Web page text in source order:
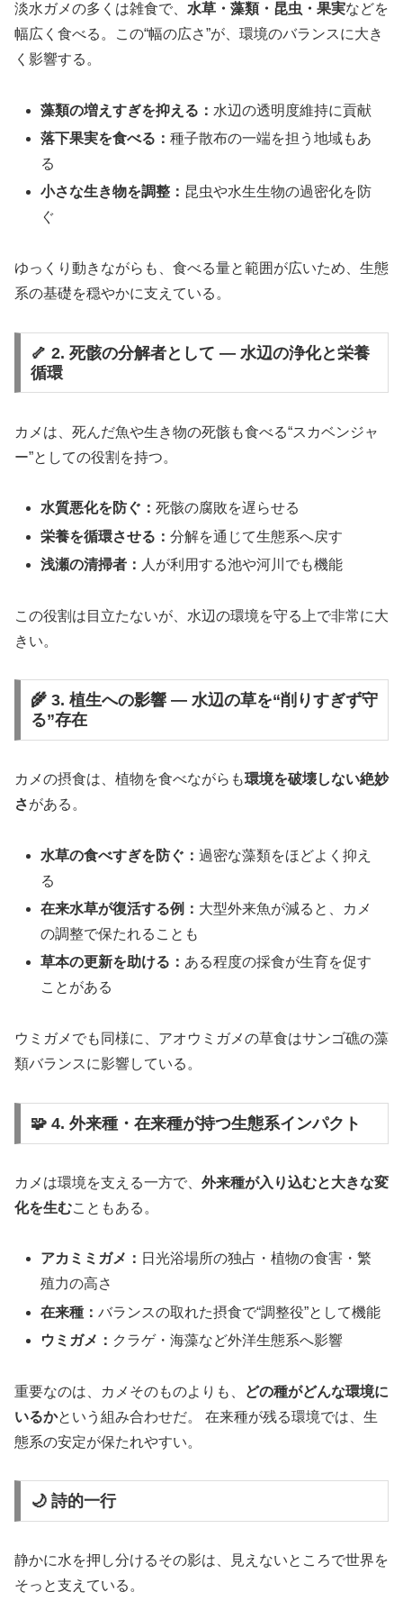
淡水ガメの多くは雑食で、 水草・藻類・昆虫・果実などを
幅広く食べる。この“幅の広さ”が、環境のバランスに大き
く影響する。
藻類の増えすぎを抑える： 水辺の透明度維持に貢献
落下果実を食べる：種子散布の一端を担う地域もあ
る
小さな生き物を調整： 昆虫や水生生物の過密化を防
ぐ
ゆっくり動きながらも、食べる量と範囲が広いため、生態
系の基礎を穏やかに支えている。
🦴 2. 死骸の分解者として ― 水辺の浄化と栄養
循環
カメは、死んだ魚や生き物の死骸も食べる“スカベンジャ
ー”としての役割を持つ。
水質悪化を防ぐ：死骸の腐敗を遅らせる
栄養を循環させる：分解を通じて生態系へ戻す
浅瀬の清掃者： 人が利用する池や河川でも機能
この役割は目立たないが、水辺の環境を守る上で非常に大
きい。
🌾 3. 植生への影響 ― 水辺の草を“削りすぎず守
る”存在
カメの摂食は、植物を食べながらも環境を破壊しない絶妙
さがある。
水草の食べすぎを防ぐ：過密な藻類をほどよく抑え
る
在来水草が復活する例： 大型外来魚が減ると、カメ
の調整で保たれることも
草本の更新を助ける： ある程度の採食が生育を促す
ことがある
ウミガメでも同様に、アオウミガメの草食はサンゴ礁の藻
類バランスに影響している。
🧩 4. 外来種・在来種が持つ生態系インパクト
カメは環境を支える一方で、 外来種が入り込むと大きな変
化を生むこともある。
アカミミガメ： 日光浴場所の独占・植物の食害・繁
殖力の高さ
在来種：バランスの取れた摂食で“調整役”として機能
ウミガメ： クラゲ・海藻など外洋生態系へ影響
重要なのは、カメそのものよりも、
どの種がどんな環境に
いるかという組み合わせだ。 在来種が残る環境では、生
態系の安定が保たれやすい。
🌙 詩的一行
静かに水を押し分けるその影は、見えないところで世界を
そっと支えている。